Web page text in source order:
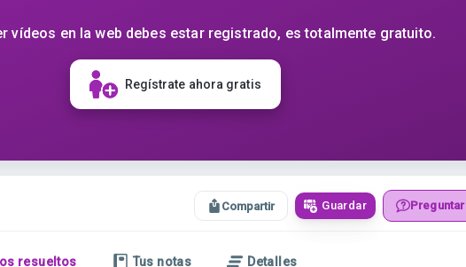
vídeos en la web debes estar registrado, es totalmente gratuito.
Regístrate ahora gratis
Compartir Guardar Preguntar
resueltos Tus notas Detalles